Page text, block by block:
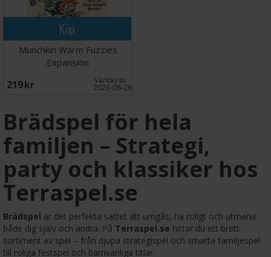
Köp
Munchkin Warm Fuzzies
Expansion
219 SEK Väntas in:
2026-08-26
Brädspel för hela
familjen – Strategi,
party och klassiker hos
Terraspel.se
Brädspel är det perfekta sättet att umgås, ha roligt och utmana
både dig själv och andra. På Terraspel.se hittar du ett brett
sortiment av spel – från djupa strategispel och smarta familjespel
till roliga festspel och barnvänliga titlar.